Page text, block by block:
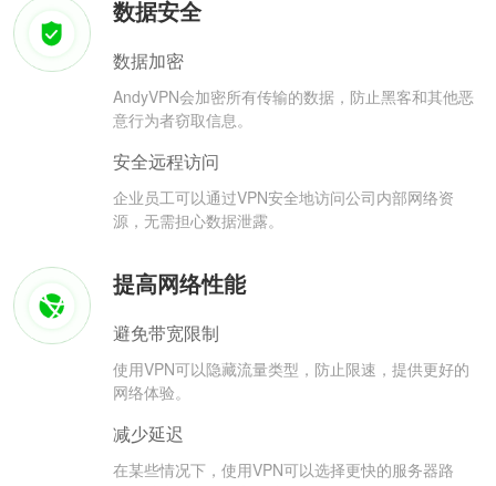
数据安全
数据加密
AndyVPN会加密所有传输的数据，防止黑客和其他恶
意行为者窃取信息。
安全远程访问
企业员工可以通过VPN安全地访问公司内部网络资
源，无需担心数据泄露。
提高网络性能
避免带宽限制
使用VPN可以隐藏流量类型，防止限速，提供更好的
网络体验。
减少延迟
在某些情况下，使用VPN可以选择更快的服务器路